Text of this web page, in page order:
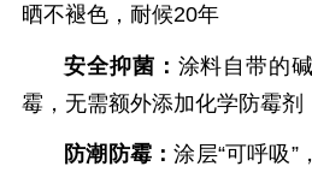
晒不褪色，耐候20年
安全抑菌： 涂料自带的
霉，无需额外添加化学防霉剂
防潮防霉：涂层“可呼吸”